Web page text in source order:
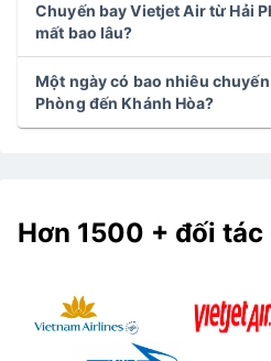
Chuyến bay Vietjet Air từ Hải
mất bao lâu?
Một ngày có bao nhiêu
Phòng đến Khánh Hòa?
Hơn 1500 + đối tác